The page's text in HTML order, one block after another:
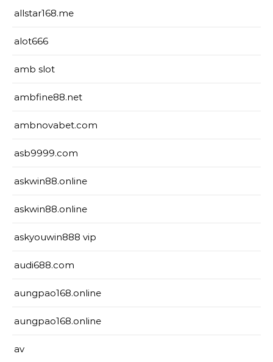
allstar168.me
alot666
amb slot
ambfine88.net
ambnovabet.com
asb9999.com
askwin88.online
askwin88.online
askyouwin888 vip
audi688.com
aungpao168.online
aungpao168.online
av